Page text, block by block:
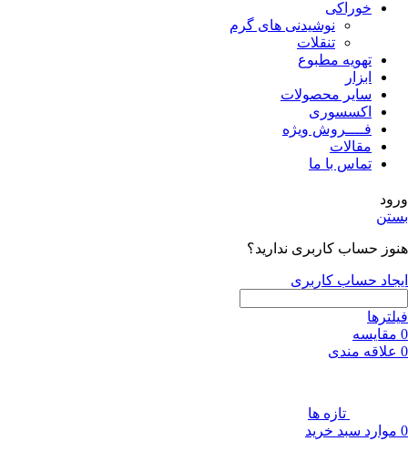
خوراکی
نوشیدنی های گرم
تنقلات
تهویه مطبوع
ابزار
سایر محصولات
اکسسوری
فــــروش ویژه
مقالات
تماس با ما
ورود
بستن
هنوز حساب کاربری ندارید؟
ایجاد حساب کاربری
فیلترها
0 مقایسه
0 علاقه مندی
تازه ها
0 موارد سبد خرید